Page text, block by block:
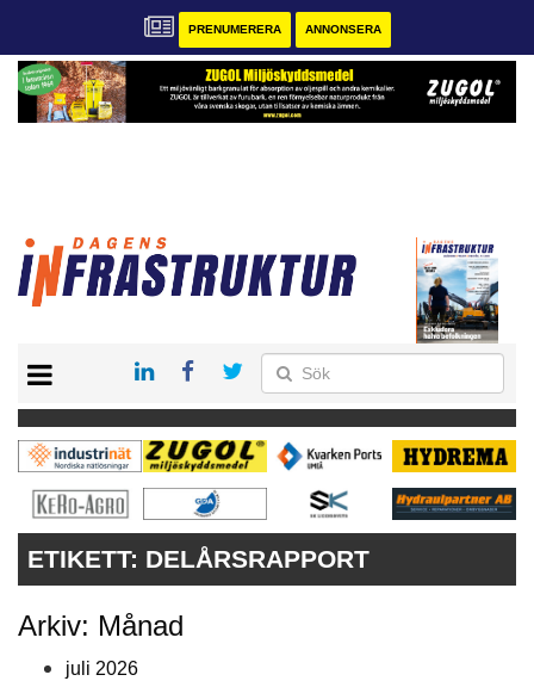
PRENUMERERA ANNONSERA
KONTAKT
VÅRA ANDRA MAGASIN
PRENUMERERA
ANNONSERA
ETIKETT: DELÅRSRAPPORT
Arkiv: Månad
juli 2026